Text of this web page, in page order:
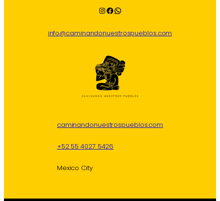
InstagramFacebook WhatsApp
info@caminandonuestrospueblos.com
caminandonuestrospueblos.com
+52 55 4027 5426
Mexico City